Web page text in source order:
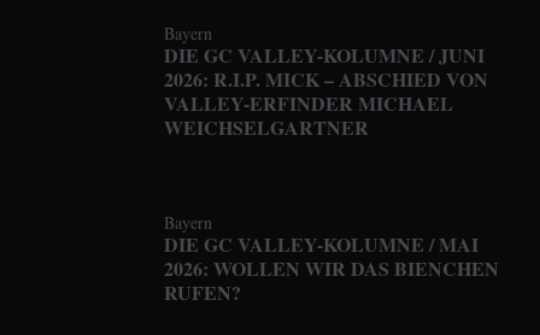
Bayern
DIE GC VALLEY-KOLUMNE / JUNI
2026: R.I.P. MICK – ABSCHIED VON
VALLEY-ERFINDER MICHAEL
WEICHSELGARTNER
Bayern
DIE GC VALLEY-KOLUMNE / MAI
2026: WOLLEN WIR DAS BIENCHEN
RUFEN?